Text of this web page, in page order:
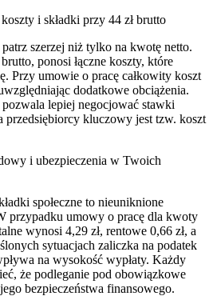
i składki przy 44 zł brutto
szerzej niż tylko na kwotę netto.
ponosi łączne koszty, które
Przy umowie o pracę całkowity koszt
dodatkowe obciążenia.
lepiej negocjować stawki
przedsiębiorcy kluczowy jest tzw. koszt
i ubezpieczenia w Twoich
społeczne to nieuniknione
przypadku umowy o pracę dla kwoty
wynosi 4,29 zł, rentowe 0,66 zł, a
sytuacjach zaliczka na podatek
na wysokość wypłaty. Każdy
że podleganie pod obowiązkowe
bezpieczeństwa finansowego.